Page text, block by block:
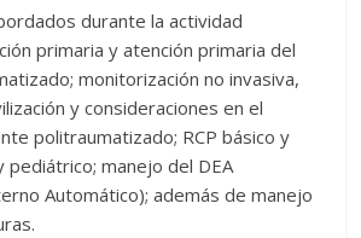
durante la actividad
primaria y atención primaria del
monitorización no invasiva,
y consideraciones en el
politraumatizado; RCP básico y
pediátrico; manejo del DEA
Automático); además de manejo